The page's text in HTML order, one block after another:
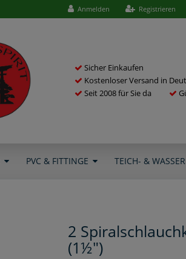
Anmelden Registrieren
Sicher Einkaufen
Kostenloser Versand in
Seit 2008 für Sie da
PVC & FITTINGE TEICH- &
2
(1½")